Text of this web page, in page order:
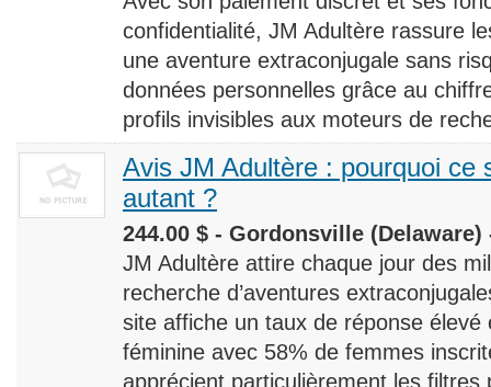
confidentialité, JM Adultère rassure
une aventure extraconjugale sans
données personnelles grâce au
profils invisibles aux moteurs de
Avis JM Adultère : pourquoi ce
autant ?
244.00 $ - Gordonsville (Delaware)
JM Adultère attire chaque jour des
recherche d’aventures
site affiche un taux de réponse
féminine avec 58% de femmes
apprécient particulièrement les filtres